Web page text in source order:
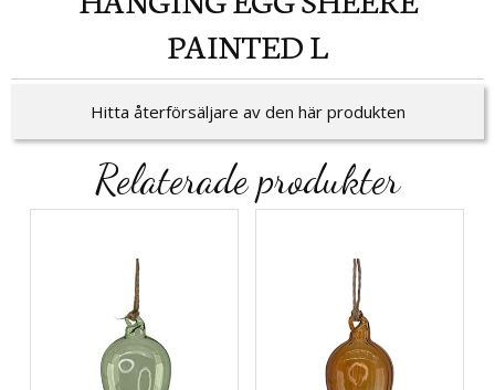
PAINTED L
Hitta återförsäljare av den här produkten
Relaterade produkter